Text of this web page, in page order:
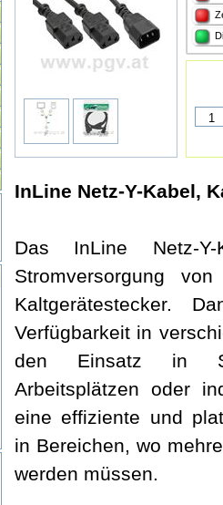
InLine Netz-Y-Kabel,
Das InLine Netz-
Stromversorgung
Kaltgerätestecker.
Verfügbarkeit in
den Einsatz in
Arbeitsplätzen oder
eine effiziente und
in Bereichen, wo
werden müssen.